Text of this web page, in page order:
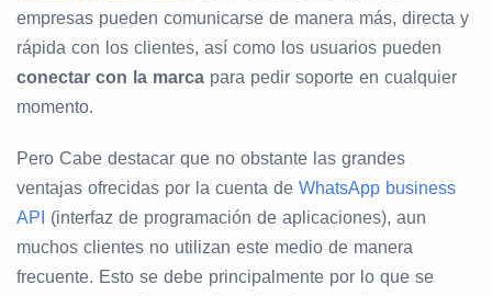
empresas pueden comunicarse de manera más, directa y
rápida con los clientes, así como los usuarios pueden
conectar con la marca para pedir soporte en cualquier
momento.
Pero Cabe destacar que no obstante las grandes
ventajas ofrecidas por la cuenta de WhatsApp business
API
(interfaz de programación de aplicaciones), aun
muchos clientes no utilizan este medio de manera
frecuente. Esto se debe principalmente por lo que se